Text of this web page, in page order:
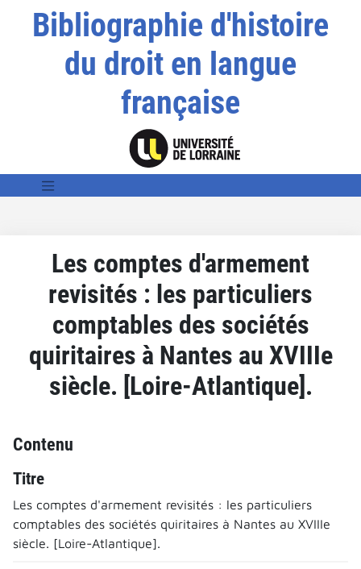
Bibliographie d'histoire
du droit en langue
française
Les comptes d'armement
revisités : les particuliers
comptables des sociétés
quiritaires à Nantes au XVIIIe
siècle. [Loire-Atlantique].
Contenu
Titre
Les comptes d'armement revisités : les particuliers
comptables des sociétés quiritaires à Nantes au XVIIIe
siècle. [Loire-Atlantique].